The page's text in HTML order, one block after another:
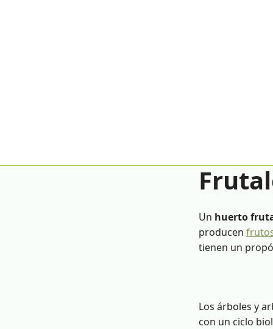
Un huerto
producen
tienen un
Los árboles y
con un ciclo